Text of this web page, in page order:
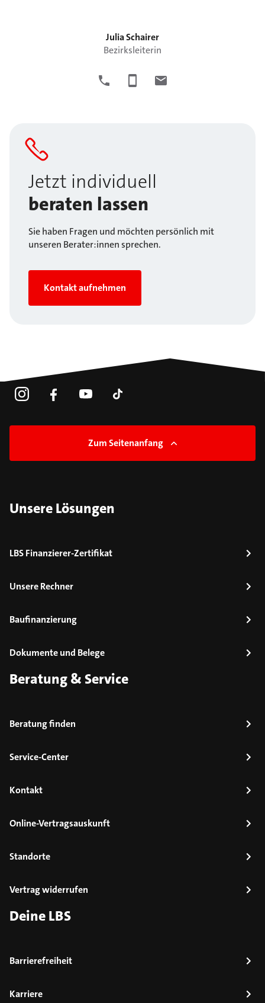
JuliaSchairer
Bezirksleiterin
Jetzt individuell
beraten lassen
Sie haben Fragen und möchten persönlich mit
unseren Berater:innen sprechen.
Kontakt aufnehmen
Zum Seitenanfang
Unsere Lösungen
LBS Finanzierer-Zertifikat
Unsere Rechner
Baufinanzierung
Dokumente und Belege
Beratung & Service
Beratung finden
Service-Center
Kontakt
Online-Vertragsauskunft
Standorte
Vertrag widerrufen
Deine LBS
Barrierefreiheit
Karriere